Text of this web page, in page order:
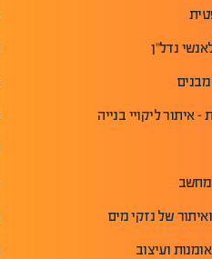
נדל"ן
איתור ליקויי בנייה
של נזקי מים
ועיצוב